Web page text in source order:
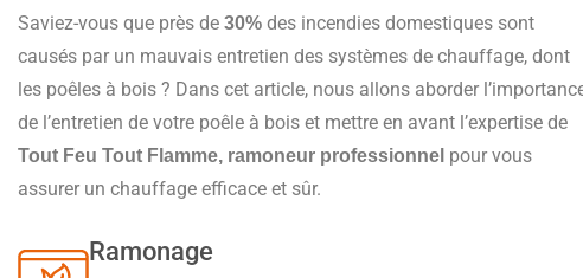
Saviez-vous que près de 30% des incendies domestiques sont
causés par un mauvais entretien des systèmes de chauffage, dont
les poêles à bois ? Dans cet article, nous allons aborder
de l’entretien de votre poêle à bois et mettre en avant l’expertise de
Tout Feu Tout Flamme, ramoneur professionnel pour vous
assurer un chauffage efficace et sûr.
Ramonage